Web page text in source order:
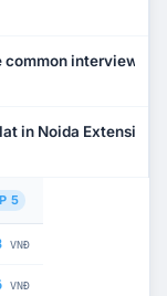
common interview
in Noida Extension?
5
VNĐ
VNĐ